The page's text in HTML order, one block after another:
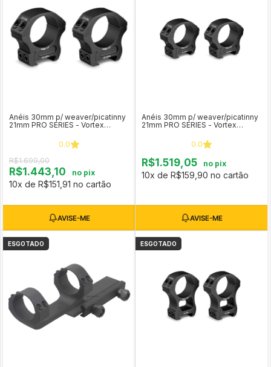
Anéis 30mm p/ weaver/picatinny
21mm PRO SERIES - Vortex
0.0
R$1.699,00
R$1.443,10 no pix
10x de R$151,91 no cartão
Anéis 30mm p/ weaver/picatinny
21mm PRO SERIES - Vortex
0.0
R$1.519,05 no pix
10x de R$159,90 no cartão
ESGOTADO ESGOTADO